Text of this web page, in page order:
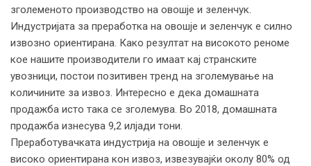
зголеменото производство на овошје и зеленчук.
Индустријата за преработка на овошје и зеленчук е силно
извозно ориентирана. Како резултат на високото реноме
кое нашите производители го имаат кај странските
увозници, постои позитивен тренд на зголемување на
количините за извоз. Интересно е дека домашната
продажба исто така се зголемува. Во 2018, домашната
продажба изнесува 9,2 илјади тони.
Преработувачката индустрија на овошје и зеленчук е
високо ориентирана кон извоз, извезувајќи околу 80% од